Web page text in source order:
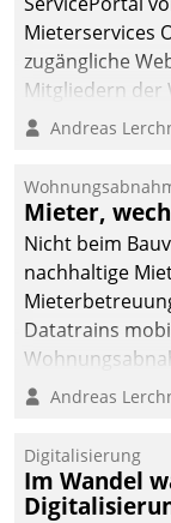
den Weg vom
Mieteranliegen
Mieterservices
zugängliche
Mitgliedern der
Andreas
Mieter,
Nicht beim
nachhaltige
Datatrains
Mieter
Andreas
Digitalisierung
Im Wandel